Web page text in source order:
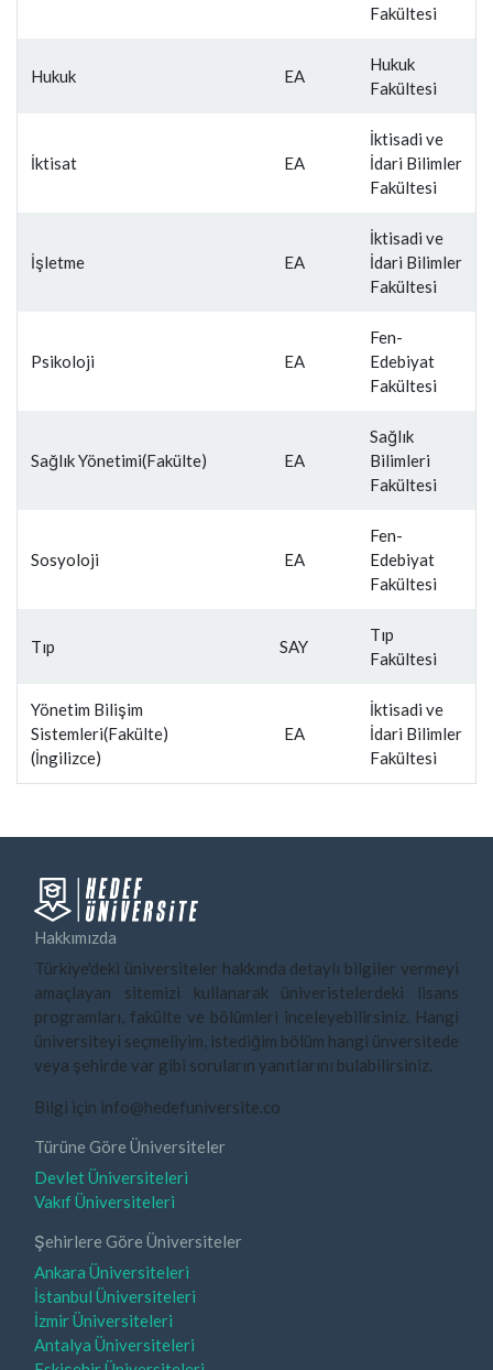
Fakültesi
Hukuk EA
Hukuk
Fakültesi
İktisat EA
İktisadi ve
İdari Bilimler
Fakültesi
İşletme EA
İktisadi ve
İdari Bilimler
Fakültesi
Psikoloji EA
Fen-
Edebiyat
Fakültesi
Sağlık Yönetimi(Fakülte) EA
Sağlık
Bilimleri
Fakültesi
Sosyoloji EA
Fen-
Edebiyat
Fakültesi
Tıp SAY
Tıp
Fakültesi
Yönetim Bilişim
Sistemleri(Fakülte)
(İngilizce)
EA
İktisadi ve
İdari Bilimler
Fakültesi
Hakkımızda
Türkiye'deki üniversiteler hakkında detaylı bilgiler vermeyi
amaçlayan sitemizi kullanarak üniveristelerdeki lisans
programları, fakülte ve bölümleri inceleyebilirsiniz. Hangi
üniversiteyi seçmeliyim, istediğim bölüm hangi ünversitede
veya şehirde var gibi soruların yanıtlarını bulabilirsiniz.
Bilgi için info@hedefuniversite.co
Türüne Göre Üniversiteler
Devlet Üniversiteleri
Vakıf Üniversiteleri
Şehirlere Göre Üniversiteler
Ankara Üniversiteleri
İstanbul Üniversiteleri
İzmir Üniversiteleri
Antalya Üniversiteleri